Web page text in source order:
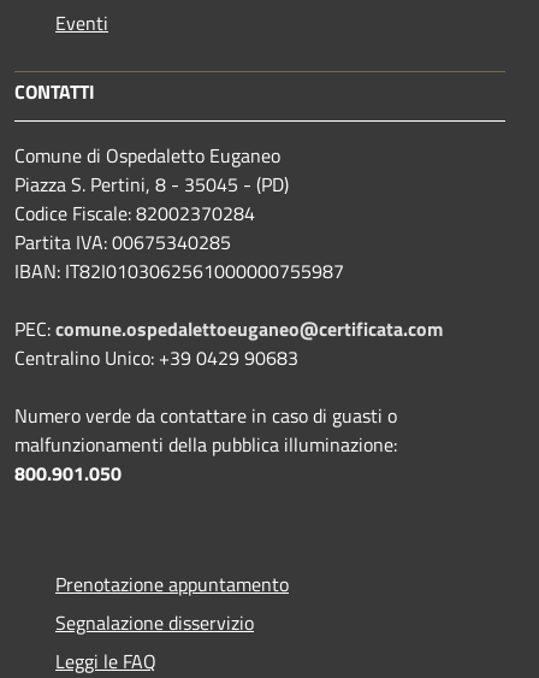
Eventi
CONTATTI
Comune di Ospedaletto Euganeo
Piazza S. Pertini, 8 - 35045 - (PD)
Codice Fiscale: 82002370284
Partita IVA: 00675340285
IBAN: IT82I0103062561000000755987
PEC:comune.ospedalettoeuganeo@certificata.com
Centralino Unico: +39 0429 90683
Numero verde da contattare in caso di guasti o
malfunzionamenti della pubblica illuminazione:
800.901.050
Prenotazione appuntamento
Segnalazione disservizio
Leggi le FAQ